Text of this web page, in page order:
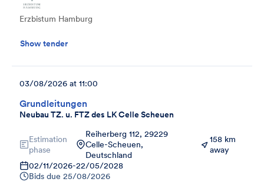
Erzbistum Hamburg
Show tender
Grundleitungen
Neubau TZ. u. FTZ des LK Celle Scheuen
03/08/2026 at 11:00
Estimation
phase
Reiherberg 112, 29229
Celle-Scheuen,
Deutschland
158 km
away
02/11/2026-22/05/2028
Bids due 25/08/2026